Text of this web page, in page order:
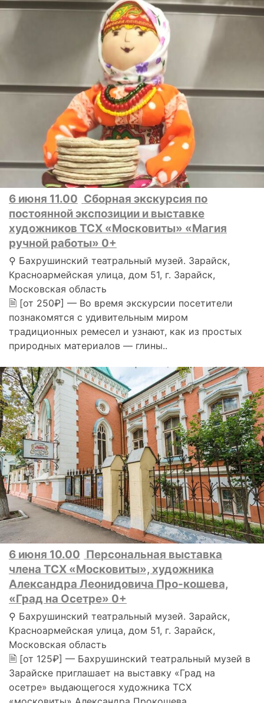
6 июня 11.00 Сборная экскурсия по
постоянной экспозиции и выставке
художников ТСХ «Московиты» «Магия
ручной работы» 0+
⚲ Бахрушинский театральный музей. Зарайск,
Красноармейская улица, дом 51, г. Зарайск,
Московская область
🗎 [от 250₽] — Во время экскурсии посетители
познакомятся с удивительным миром
традиционных ремесел и узнают, как из простых
природных материалов — глины..
6 июня 10.00 Персональная выставка
члена ТСХ «Московиты», художника
Александра Леонидовича Про-кошева,
«Град на Осетре» 0+
⚲ Бахрушинский театральный музей. Зарайск,
Красноармейская улица, дом 51, г. Зарайск,
Московская область
🗎 [от 125₽] — Бахрушинский театральный музей в
Зарайске приглашает на выставку «Град на
осетре» выдающегося художника ТСХ